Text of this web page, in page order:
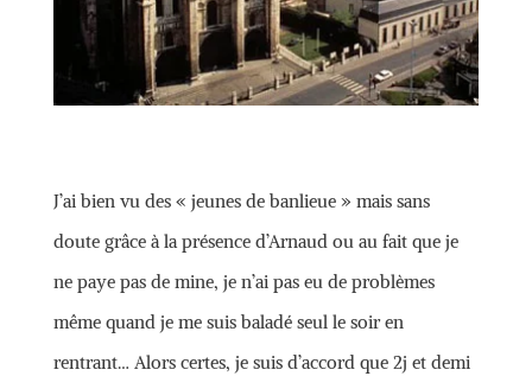
J’ai bien vu des « jeunes de banlieue » mais sans
doute grâce à la présence d’Arnaud ou au fait que je
ne paye pas de mine, je n’ai pas eu de problèmes
même quand je me suis baladé seul le soir en
rentrant… Alors certes, je suis d’accord que 2j et demi